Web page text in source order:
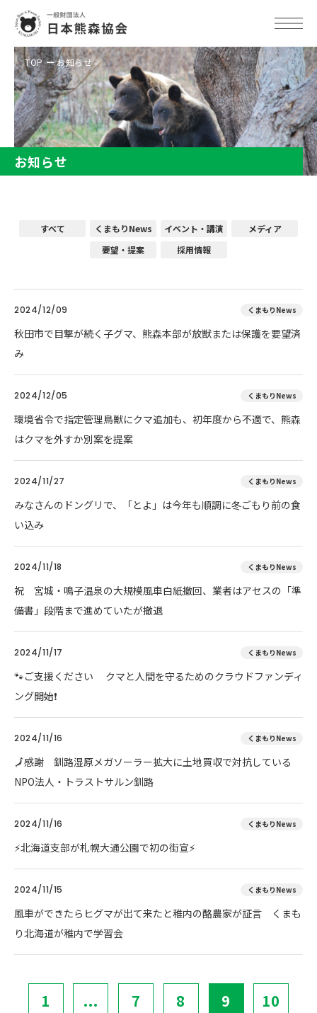
TOP お知らせ
お知らせ
すべて くまもりNews イベント・講演
メディア
要望・提案
採用情報
2024/12/09 くまもりNews
秋田市で目撃が続く子グマ、熊森本部が放獣または保護を要望済
み
2024/12/05 くまもりNews
環境省令で指定管理鳥獣にクマ追加も、初年度から不適で、熊森
はクマを外すか別案を提案
2024/11/27 くまもりNews
みなさんのドングリで、「とよ」は今年も順調に冬ごもり前の食
い込み
2024/11/18 くまもりNews
祝 宮城・鳴子温泉の大規模風車白紙撤回、業者はアセスの「準
備書」段階まで進めていたが撤退
2024/11/17 くまもりNews
🐾ご支援ください クマと人間を守るためのクラウドファンディ
ング開始❗
2024/11/16 くまもりNews
🗾感謝 釧路湿原メガソーラー拡大に土地買収で対抗している
NPO法人・トラストサルン釧路
2024/11/16 くまもりNews
⚡北海道支部が札幌大通公園で初の街宣⚡
2024/11/15 くまもりNews
風車ができたらヒグマが出て来たと稚内の酪農家が証言 くまも
り北海道が稚内で学習会
1 ... 7 8 9 10